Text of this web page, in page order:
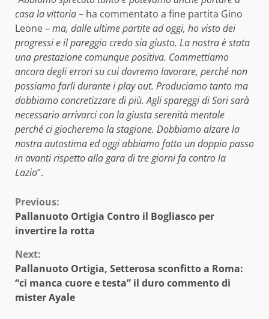
casa la vittoria– ha commentato a fine partita Gino
Leone –ma, dalle ultime partite ad oggi, ho visto dei
progressi e il pareggio credo sia giusto. La nostra è stata
una prestazione comunque positiva. Commettiamo
ancora degli errori su cui dovremo lavorare, perché non
possiamo farli durante i play out. Produciamo tanto ma
dobbiamo concretizzare di più. Agli spareggi di Sori sarà
necessario arrivarci con la giusta serenità mentale
perché ci giocheremo la stagione. Dobbiamo alzare la
nostra autostima ed oggi abbiamo fatto un doppio passo
in avanti rispetto alla gara di tre giorni fa contro la
Lazio”.
Continue
Reading
Previous:
Pallanuoto Ortigia Contro il Bogliasco per
invertire la rotta
Next:
Pallanuoto Ortigia, Setterosa sconfitto a Roma:
“ci manca cuore e testa” il duro commento di
mister Ayale